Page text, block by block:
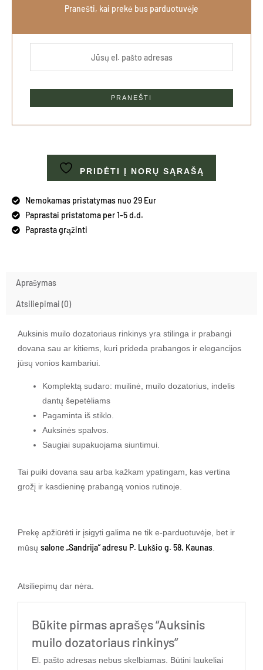
Pranešti, kai prekė bus parduotuvėje
PRIDĖTI Į NORŲ SĄRAŠĄ
Nemokamas pristatymas nuo 29 Eur
Paprastai pristatoma per 1-5 d.d.
Paprasta grąžinti
Aprašymas
Atsiliepimai (0)
Auksinis muilo dozatoriaus rinkinys yra stilinga ir prabangi
dovana sau ar kitiems, kuri prideda prabangos ir elegancijos
jūsų vonios kambariui.
Komplektą sudaro: muilinė, muilo dozatorius, indelis
dantų šepetėliams
Pagaminta iš stiklo.
Auksinės spalvos.
Saugiai supakuojama siuntimui.
Tai puiki dovana sau arba kažkam ypatingam, kas vertina
grožį ir kasdieninę prabangą vonios rutinoje.
Prekę apžiūrėti ir įsigyti galima ne tik e-parduotuvėje, bet ir
mūsų salone „Sandrija” adresu P. Lukšio g. 58, Kaunas
Atsiliepimų dar nėra.
Būkite pirmas aprašęs “Auksinis
muilo dozatoriaus rinkinys”
El. pašto adresas nebus skelbiamas. Būtini laukeliai